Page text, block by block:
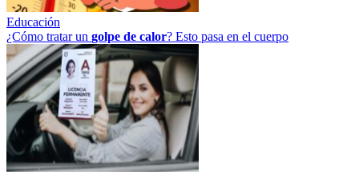
Educación
¿Cómo tratar un golpe de calor? Esto pasa en el cuerpo